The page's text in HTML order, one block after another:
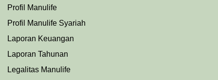
Profil Manulife
Profil Manulife Syariah
Laporan Keuangan
Laporan Tahunan
Legalitas Manulife